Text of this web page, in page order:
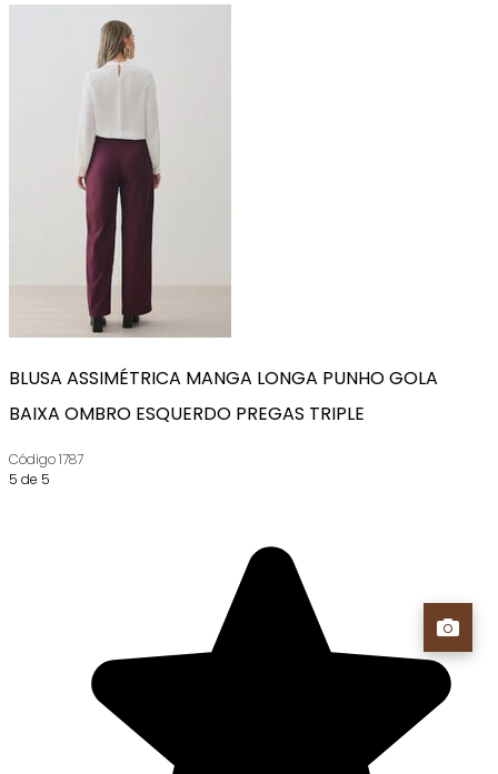
BLUSA ASSIMÉTRICA MANGA LONGA PUNHO GOLA
BAIXA OMBRO ESQUERDO PREGAS TRIPLE
Código1787
5 de 5